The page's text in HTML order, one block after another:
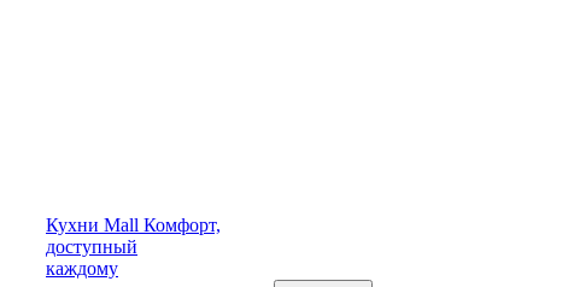
Кухни Mall Комфорт,
доступный
каждому